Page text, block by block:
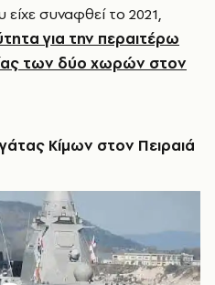
συναφθεί το 2021,
για την περαιτέρω
των δύο χωρών στον
Κίμων στον Πειραιά